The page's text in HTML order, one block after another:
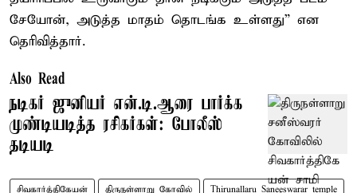
சேயோன், அடுத்த மாதம் தொடங்க உள்ளது” என
தெரிவித்தார்.
Also Read
நடிகர் ஜுனியர் என்.டி.ஆரை பார்க்க
முண்டியடித்த ரசிகர்கள்: போலீஸ்
தடியடி
சிவகார்த்திகேயன் திருநள்ளாறு கோவில் Thirunallaru Saneeswarar temple